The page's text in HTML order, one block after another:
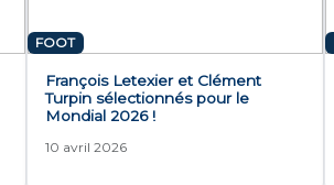
FOOT
François Letexier et Clément
Turpin sélectionnés pour le
Mondial 2026 !
10 avril 2026